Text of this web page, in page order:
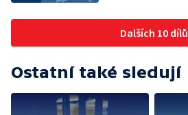
Dalších 10 dílů
Ostatní také sledují